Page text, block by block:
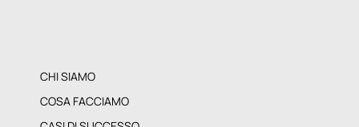
CHI SIAMO
COSA FACCIAMO